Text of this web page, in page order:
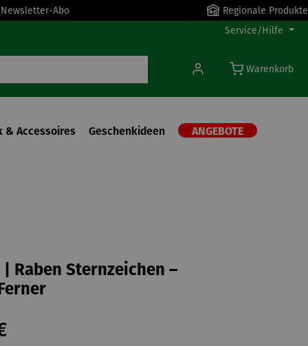
Abo
Regionale Produkte
Service/Hilfe
Warenkorb
& Accessoires Geschenkideen ANGEBOTE
| Raben Sternzeichen –